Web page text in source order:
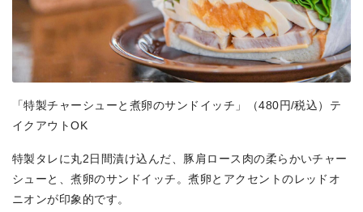
「特製チャーシューと煮卵のサンドイッチ」（480円/税込）テ
イクアウトOK
特製タレに丸2日間漬け込んだ、豚肩ロース肉の柔らかいチャー
シューと、煮卵のサンドイッチ。煮卵とアクセントのレッドオ
ニオンが印象的です。